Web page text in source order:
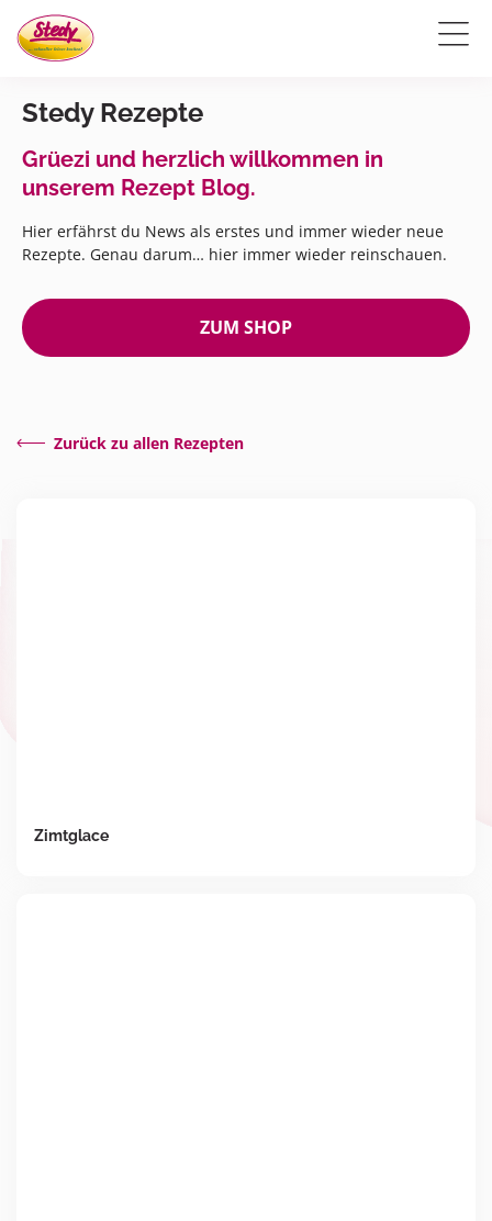
Stedy Rezepte
Grüezi und herzlich willkommen in
unserem Rezept Blog.
Hier erfährst du News als erstes und immer wieder neue
Rezepte. Genau darum… hier immer wieder reinschauen.
ZUM SHOP
Zurück zu allen Rezepten
Zimtglace